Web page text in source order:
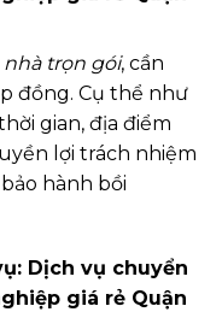
trọn gói, cần
đồng. Cụ thể như
gian, địa điểm
lợi trách nhiệm
hành bồi
Dịch vụ chuyển
giá rẻ Quận